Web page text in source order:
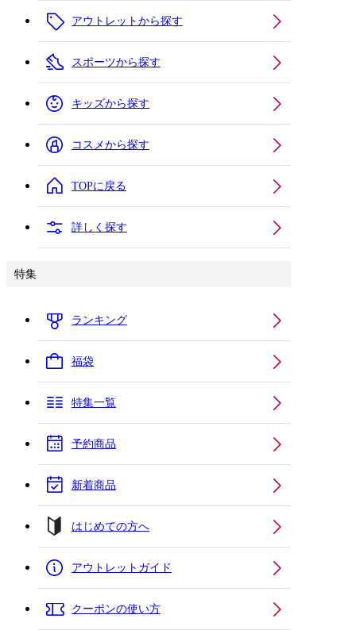
アウトレットから探す
スポーツから探す
キッズから探す
コスメから探す
TOPに戻る
詳しく探す
特集
ランキング
福袋
特集一覧
予約商品
新着商品
はじめての方へ
アウトレットガイド
クーポンの使い方